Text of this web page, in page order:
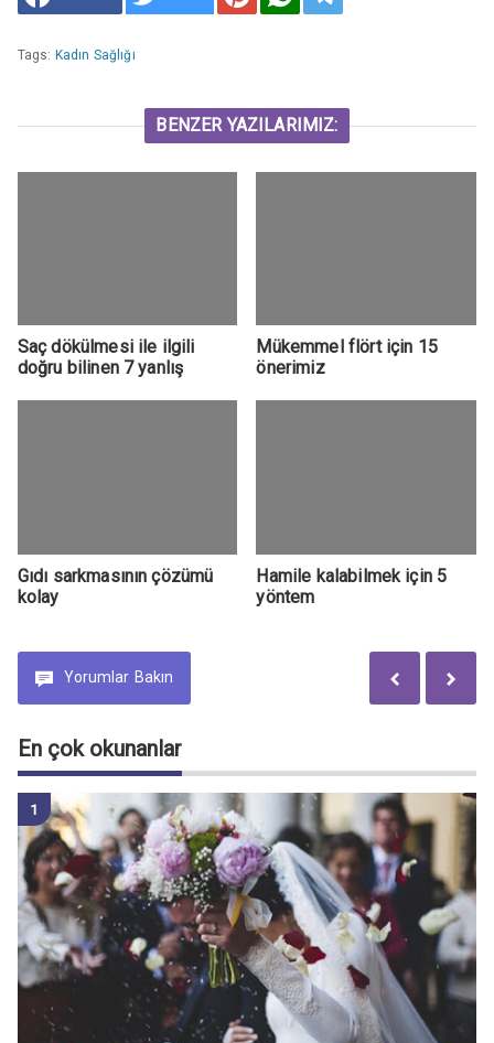
Tags: Kadın Sağlığı
BENZER YAZILARIMIZ:
Saç dökülmesi ile ilgili
doğru bilinen 7 yanlış
Mükemmel flört için 15
önerimiz
Gıdı sarkmasının çözümü
kolay
Hamile kalabilmek için 5
yöntem
Yorumlar Bakın
En çok okunanlar